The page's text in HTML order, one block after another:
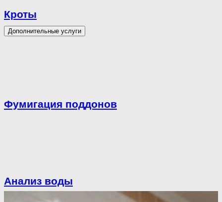
Кроты
Дополнительные услуги
Фумигация поддонов
Анализ воды